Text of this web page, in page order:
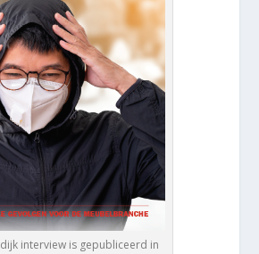
interview is gepubliceerd in